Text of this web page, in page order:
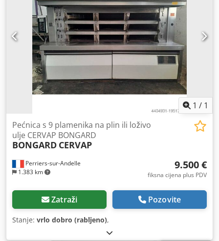
1 / 1
Perriers-sur-Andelle
1.383 km
Pećnica s 9 plamenika na plin ili loživo
ulje CERVAP BONGARD
BONGARD CERVAP
9.500 €
fiksna cijena plus PDV
Zatraži Pozovite
Stanje: vrlo dobro (rabljeno),